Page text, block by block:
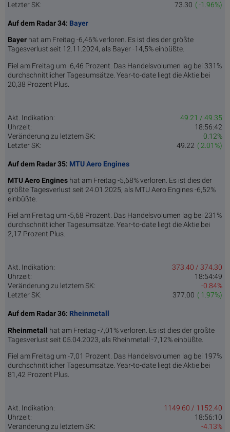
Letzter SK: ( -1.96%)
73.30
Auf dem Radar 34: Bayer
Bayer hat am Freitag -6,46% verloren. Es ist dies der größte
Tagesverlust seit 12.11.2024, als Bayer -14,5% einbüßte.
Fiel am Freitag um -6,46 Prozent. Das Handelsvolumen lag bei 331%
durchschnittlicher Tagesumsätze. Year-to-date liegt die Aktie bei
20,38 Prozent Plus.
Akt. Indikation:
49.21 / 49.35
Uhrzeit:
18:56:42
Veränderung zu letztem SK:
0.12%
Letzter SK:
( 2.01%)
49.22
Auf dem Radar 35: MTU Aero Engines
MTU Aero Engines hat am Freitag -5,68% verloren. Es ist dies der
größte Tagesverlust seit 24.01.2025, als MTU Aero Engines -6,52%
einbüßte.
Fiel am Freitag um -5,68 Prozent. Das Handelsvolumen lag bei 231%
durchschnittlicher Tagesumsätze. Year-to-date liegt die Aktie bei
2,17 Prozent Plus.
Akt. Indikation:
373.40 / 374.30
Uhrzeit:
18:54:49
Veränderung zu letztem SK:
-0.84%
Letzter SK:
( 1.97%)
377.00
Auf dem Radar 36: Rheinmetall
Rheinmetall hat am Freitag -7,01% verloren. Es ist dies der größte
Tagesverlust seit 05.04.2023, als Rheinmetall -7,12% einbüßte.
Fiel am Freitag um -7,01 Prozent. Das Handelsvolumen lag bei 197%
durchschnittlicher Tagesumsätze. Year-to-date liegt die Aktie bei
81,42 Prozent Plus.
Akt. Indikation:
1149.60 / 1152.40
Uhrzeit:
18:56:10
Veränderung zu letztem SK:
-4.13%